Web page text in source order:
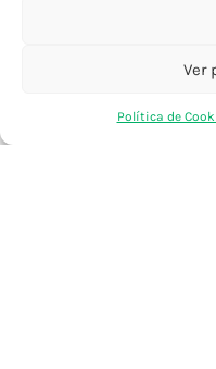
Ver
Política de